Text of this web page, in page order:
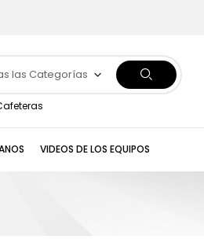
las Categorías
VIDEOS DE LOS EQUIPOS